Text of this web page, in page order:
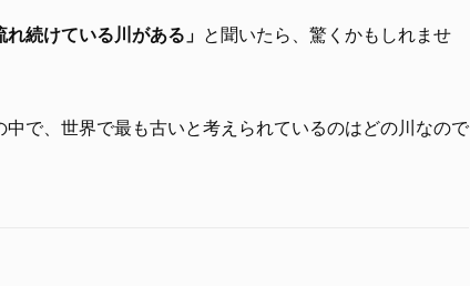
続けている川がある」 と聞いたら、驚くかもしれませ
で、世界で最も古いと考えられているのはどの川なので